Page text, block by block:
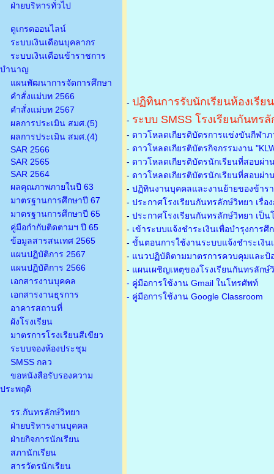
ฝ่ายบริหารทั่วไป
ดูเกรดออนไลน์
ระบบเงินเดือนบุคลากร
ระบบเงินเดือนข้าราชการ
บำนาญ
แผนพัฒนาการจัดการศึกษา
คำสั่งแม่บท 2566
คำสั่งแม่บท 2567
ผลการประเมิน สมศ.(5)
ผลการประเมิน สมศ.(4)
SAR 2566
SAR 2565
SAR 2564
ผลคุณภาพภายในปี 63
มาตรฐานการศึกษาปี 67
มาตรฐานการศึกษาปี 65
คู่มือกำกับติดตามฯ ปี 65
ข้อมูลสารสนเทศ 2565
แผนปฏิบัติการ 2567
แผนปฏิบัติการ 2566
เอกสารงานบุคคล
เอกสารงานธุรการ
อาคารสถานที่
ผังโรงเรียน
มาตรการโรงเรียนสีเขียว
ระบบจองห้องประชุม
SMSS กลว
ขอหนังสือรับรองความ
ประพฤติ
รร.กันทรลักษ์วิทยา
ฝ่ายบริหารงานบุคคล
ฝ่ายกิจการนักเรียน
สภานักเรียน
สารวัตรนักเรียน
- ปฏิทินการรับนักเรียนห้องเรีย
- ระบบ SMSS โรงเรียนกันทร
- ดาวโหลดเกียรติบัตรการแข่งขันกีฬา
- ดาวโหลดเกียรติบัตรกิจกรรมงาน
- ดาวโหลดเกียรติบัตรนักเรียนที่สอบผ่
- ดาวโหลดเกียรติบัตรนักเรียนที่สอบผ่
- ปฏิทินงานบุคคลและงานย้ายของข้าร
- ประกาศโรงเรียนกันทรลักษ์วิทยา เรื่
- ประกาศโรงเรียนกันทรลักษ์วิทยา เป็
- เข้าระบบแจ้งชำระเงินเพื่อบำรุงการศึ
- ขั้นตอนการใช้งานระบบแจ้งชำระเงิน
- แนวปฏิบัติตามมาตรการควบคุมและป้
- แผนเผชิญเหตุของโรงเรียนกันทรลัก
- คู่มือการใช้งาน Gmail ในโทรศัพท์
- คู่มือการใช้งาน Google Classroom